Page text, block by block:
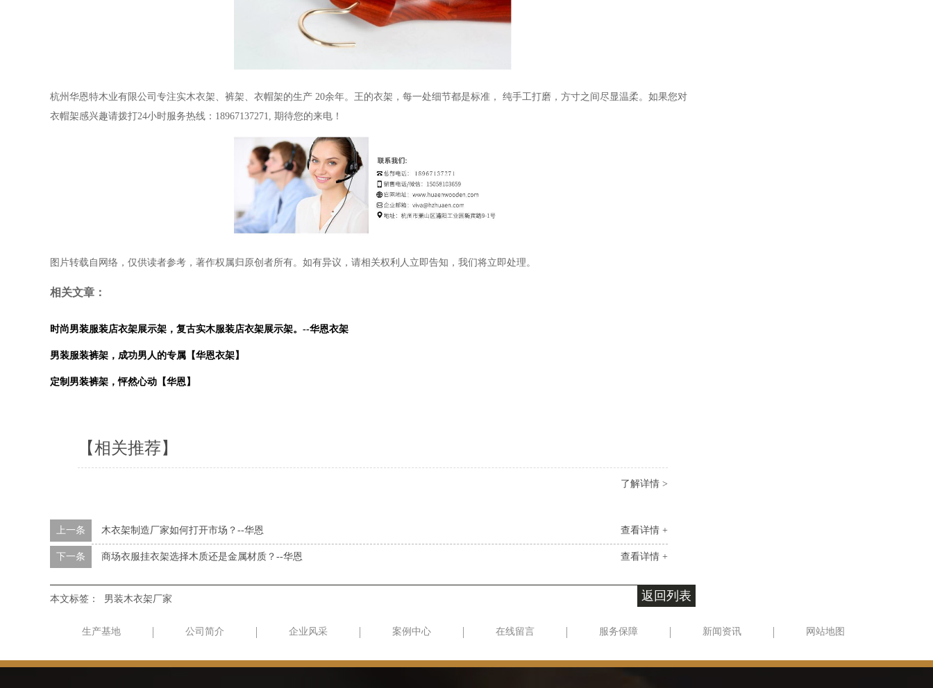
杭州华恩特木业有限公司 专注实木衣架、裤架 、衣帽架的生产 20余年。 王的衣架，每一处细节都是标准 ， 纯手工打磨，方寸之间尽显温柔 。如果您对
衣帽架感兴趣请拨打24小时服务热线： 18967137271, 期待您的来电！
图片转载自网络，仅供读者参考，著作权属归原创者所有。如有异议，请相关权利人立即告知，我们将立即处理。
相关文章：
时尚男装服装店衣架展示架，复古实木服装店衣架展示架。--华恩衣架
男装服装裤架，成功男人的专属【华恩衣架】
定制男装裤架，怦然心动【华恩】
【相关推荐】
了解详情 >
查看详情 +
上一条 木衣架制造厂家如何打开市场？--华恩
查看详情 +
下一条 商场衣服挂衣架选择木质还是金属材质？--华恩
返回列表
本文标签： 男装木衣架厂家
生产基地 公司简介 企业风采 案例中心 在线留言 服务保障 新闻资讯 网站地图